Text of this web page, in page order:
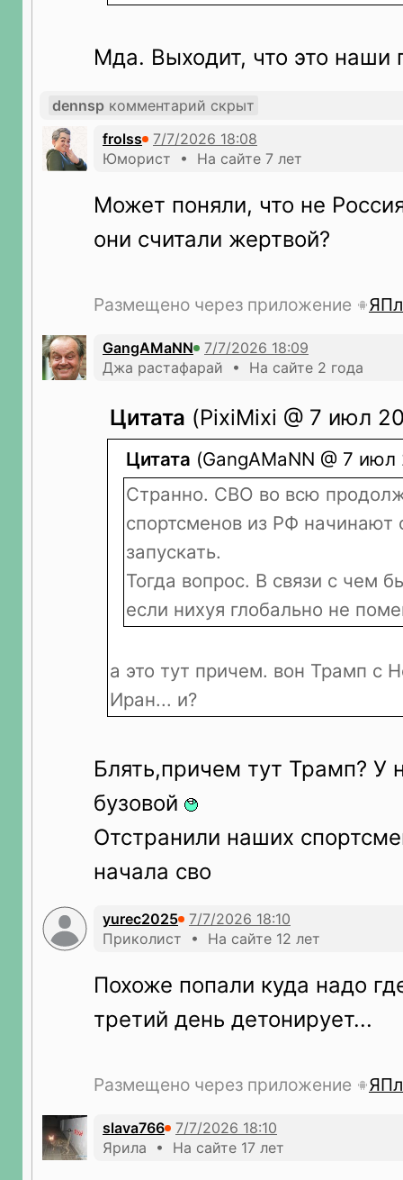
Мда. Выходит, что это наши
dennsp комментарий скрыт
frolss
Юморист • На сайте 7 лет
Может поняли, что не
они считали жертвой?
Размещено через приложение
GangAMaNN
Джа растафарай • На сайте 2 года
Цитата (PixiMixi @ 7 июл
Цитата (GangAMaNN @ 7 июл
Странно. СВО во всю
спортсменов из РФ начинают
запускать.
Тогда вопрос. В связи с чем
если нихуя глобально не
а это тут причем. вон Трамп с
Иран... и?
Блять,причем тут Трамп? У
бузовой
Отстранили наших
начала сво
yurec2025
Приколист • На сайте 12 лет
Похоже попали куда надо
третий день детонирует...
Размещено через приложение
slava766
Ярила • На сайте 17 лет